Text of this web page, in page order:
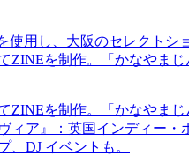
使用し、大阪のセレクト
ZINEを制作。「かなやま
ZINEを制作。「かなやま
ィア』：英国インディー
、DJ イベントも。